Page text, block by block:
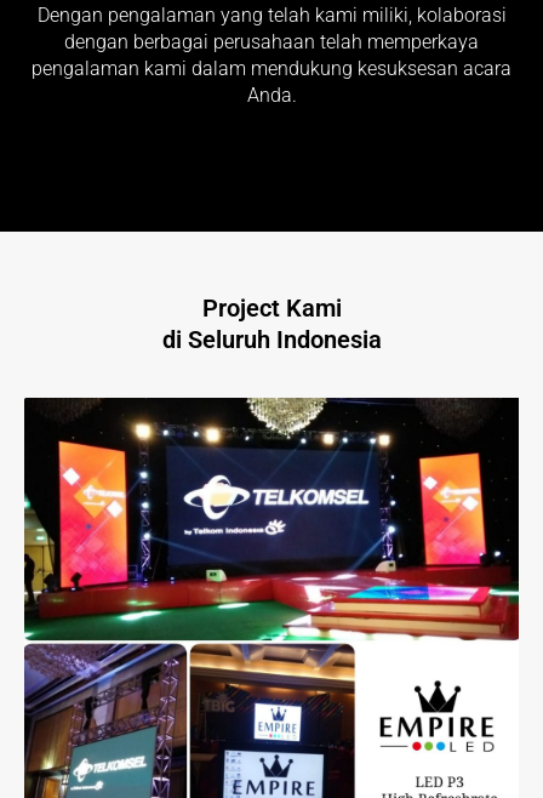
Dengan pengalaman yang telah kami miliki, kolaborasi
dengan berbagai perusahaan telah memperkaya
pengalaman kami dalam mendukung kesuksesan acara
Anda.
Project Kami
di Seluruh Indonesia